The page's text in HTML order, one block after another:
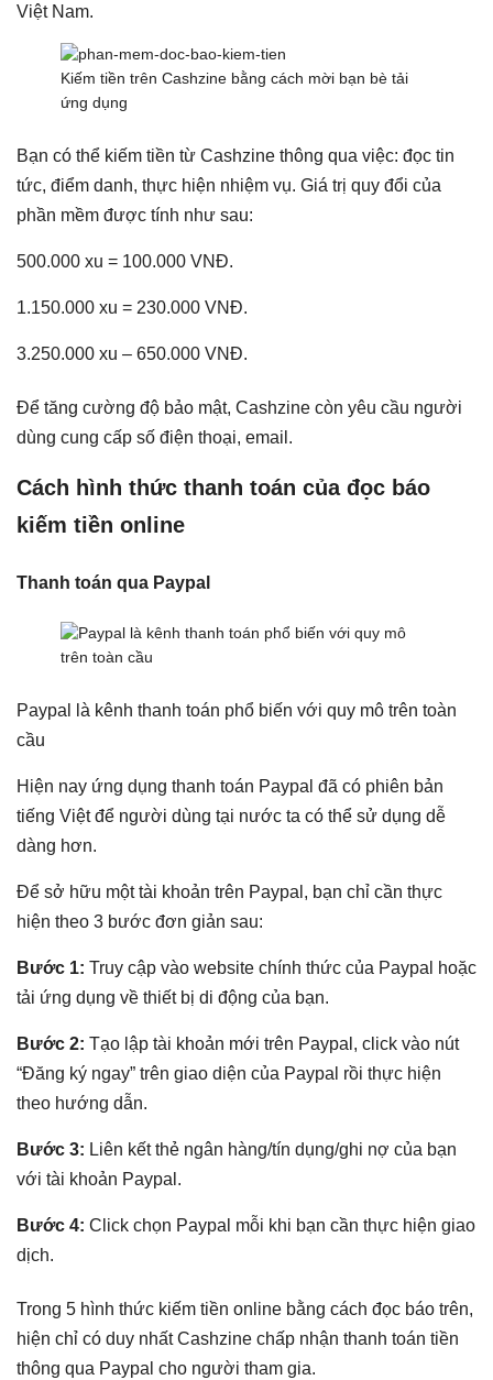
Việt Nam.
Kiếm tiền trên Cashzine bằng cách mời bạn bè tải
ứng dụng
Bạn có thể kiếm tiền từ Cashzine thông qua việc: đọc tin
tức, điểm danh, thực hiện nhiệm vụ. Giá trị quy đổi của
phần mềm được tính như sau:
500.000 xu = 100.000 VNĐ.
1.150.000 xu = 230.000 VNĐ.
3.250.000 xu – 650.000 VNĐ.
Để tăng cường độ bảo mật, Cashzine còn yêu cầu người
dùng cung cấp số điện thoại, email.
Cách hình thức thanh toán của đọc báo
kiếm tiền online
Thanh toán qua Paypal
Paypal là kênh thanh toán phổ biến với quy mô trên toàn
cầu
Hiện nay ứng dụng thanh toán Paypal đã có phiên bản
tiếng Việt để người dùng tại nước ta có thể sử dụng dễ
dàng hơn.
Để sở hữu một tài khoản trên Paypal, bạn chỉ cần thực
hiện theo 3 bước đơn giản sau:
Bước 1: Truy cập vào website chính thức của Paypal hoặc
tải ứng dụng về thiết bị di động của bạn.
Bước 2: Tạo lập tài khoản mới trên Paypal, click vào nút
“Đăng ký ngay” trên giao diện của Paypal rồi thực hiện
theo hướng dẫn.
Bước 3: Liên kết thẻ ngân hàng/tín dụng/ghi nợ của bạn
với tài khoản Paypal.
Bước 4: Click chọn Paypal mỗi khi bạn cần thực hiện giao
dịch.
Trong 5 hình thức kiếm tiền online bằng cách đọc báo trên,
hiện chỉ có duy nhất Cashzine chấp nhận thanh toán tiền
thông qua Paypal cho người tham gia.